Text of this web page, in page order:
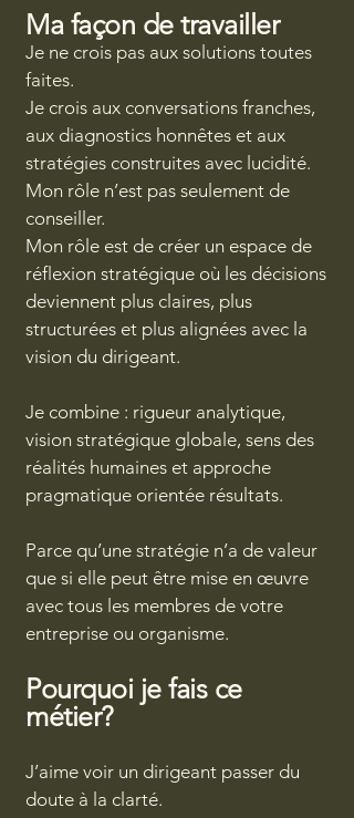
Ma façon de travailler
Je ne crois pas aux solutions toutes
faites.
Je crois aux conversations franches,
aux diagnostics honnêtes et aux
stratégies construites avec lucidité.
Mon rôle n’est pas seulement de
conseiller.
Mon rôle est de créer un espace de
réflexion stratégique où les décisions
deviennent plus claires, plus
structurées et plus alignées avec la
vision du dirigeant.
Je combine : rigueur analytique,
vision stratégique globale, sens des
réalités humaines et approche
pragmatique orientée résultats.
Parce qu’une stratégie n’a de valeur
que si elle peut être mise en œuvre
avec tous les membres de votre
entreprise ou organisme.
Pourquoi je fais ce
métier?
J’aime voir un dirigeant passer du
doute à la clarté.